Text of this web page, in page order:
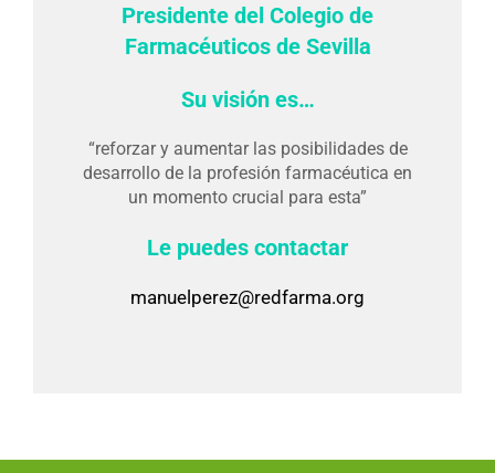
Presidente del Colegio de
Farmacéuticos de Sevilla
Su visión es…
“reforzar y aumentar las posibilidades de
desarrollo de la profesión farmacéutica en
un momento crucial para esta”
Le puedes contactar
manuelperez@redfarma.org